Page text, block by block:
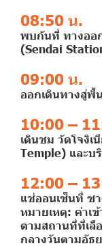
08:50 น.
พบกันที่ ทางออ
(Sendai
09:00 น.
ออกเดินทางสู่พื้
10:00 –
เดินชม วัดโจงิเ
Temple) และบ
12:00 –
แช่ออนเซ็นที่ ซ
หมายเหตุ: ค่าเ
ตามสถานที่ที่เลื
กลางวันตามอัธ